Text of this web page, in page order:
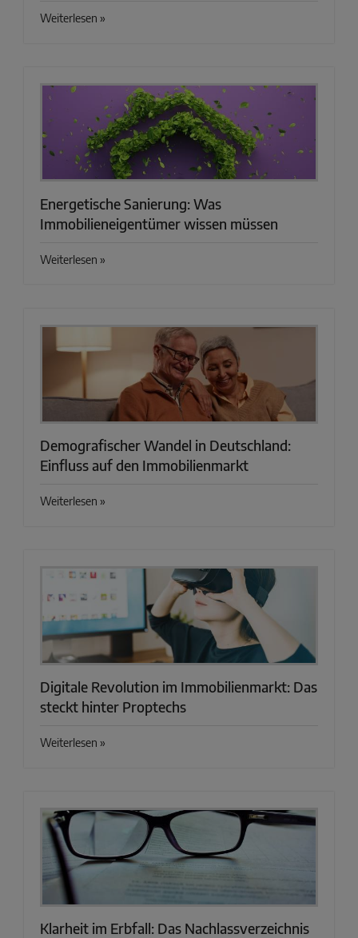
Weiterlesen »
Energetische Sanierung: Was
Immobilieneigentümer wissen müssen
Weiterlesen »
Demografischer Wandel in Deutschland:
Einfluss auf den Immobilienmarkt
Weiterlesen »
Digitale Revolution im Immobilienmarkt: Das
steckt hinter Proptechs
Weiterlesen »
Klarheit im Erbfall: Das Nachlassverzeichnis